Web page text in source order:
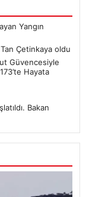
Yangın
Çetinkaya oldu
Güvencesiyle
Hayata
Bakan